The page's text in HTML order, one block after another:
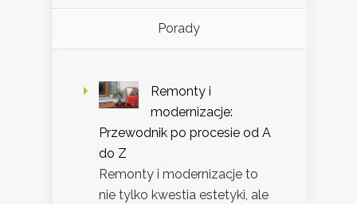
Porady
Remonty i
modernizacje:
Przewodnik po procesie od A
do Z
Remonty i modernizacje to
nie tylko kwestia estetyki, ale